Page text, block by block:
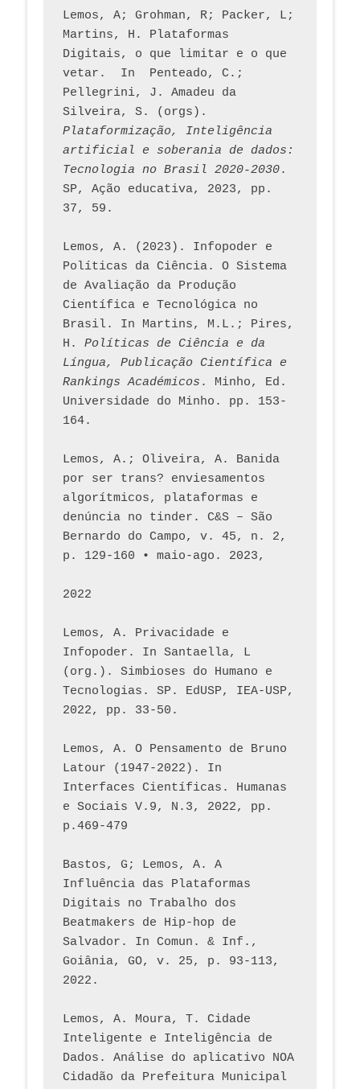
Lemos, A; Grohman, R; Packer, L;
Martins, H. Plataformas
Digitais, o que limitar e o que
vetar.  In  Penteado, C.;
Pellegrini, J. Amadeu da
Plataformização, Inteligência
artificial e soberania de dados:
Tecnologia no Brasil 2020-2030.
SP, Ação educativa, 2023, pp.
37, 59.
Lemos, A. (2023). Infopoder e
Políticas da Ciência. O Sistema
de Avaliação da Produção
Científica e Tecnológica no
Brasil. In Martins, M.L.; Pires,
H. Políticas de Ciência e da
Língua, Publicação Científica e
Rankings Académicos . Minho, Ed.
Universidade do Minho. pp. 153-
164.
Lemos, A.; Oliveira, A. Banida
por ser trans? enviesamentos
algorítmicos, plataformas e
denúncia no tinder. C&S – São
Bernardo do Campo, v. 45, n. 2,
p. 129-160 • maio-ago. 2023,
2022
Lemos, A. Privacidade e
Infopoder. In Santaella, L
(org.). Simbioses do Humano e
Tecnologias. SP. EdUSP, IEA-USP,
2022, pp. 33-50.
Lemos, A. O Pensamento de Bruno
Latour (1947-2022). In
Interfaces Científicas. Humanas
e Sociais V.9, N.3, 2022, pp.
p.469-479
Bastos, G; Lemos, A. A
Influência das Plataformas
Digitais no Trabalho dos
Beatmakers de Hip-hop de
Salvador. In Comun. & Inf.,
Goiânia, GO, v. 25, p. 93-113,
2022.
Lemos, A. Moura, T. Cidade
Inteligente e Inteligência de
Dados. Análise do aplicativo NOA
Cidadão da Prefeitura Municipal